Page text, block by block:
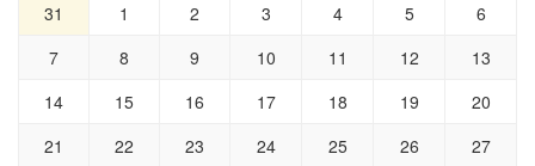
31
1 2 3 4 5
6
7
8 9 10 11 12
13
14
15 16 17 18 19
20
21
22 23 24 25 26
27